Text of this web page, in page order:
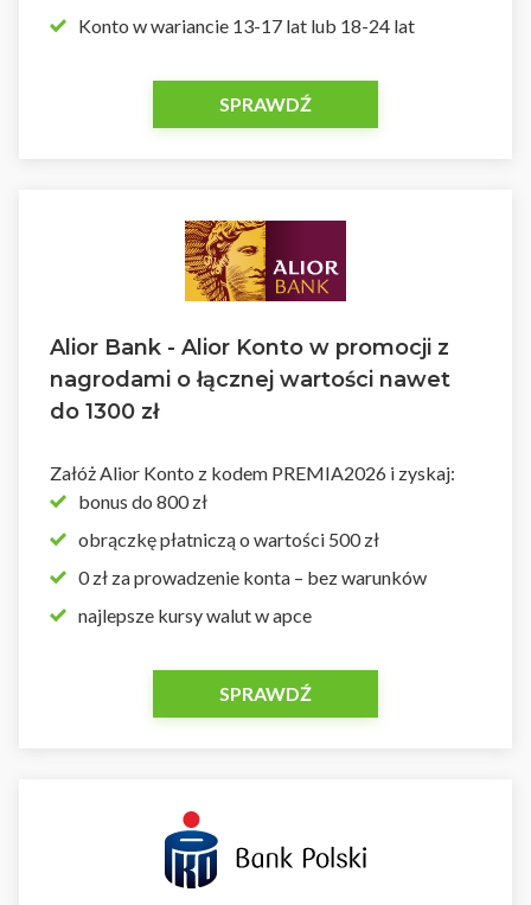
Konto w wariancie 13-17 lat lub 18-24 lat
SPRAWDŹ
Alior Bank - Alior Konto w promocji z
nagrodami o łącznej wartości nawet
do 1300 zł
Załóż Alior Konto z kodem PREMIA2026 i zyskaj:
bonus do 800 zł
obrączkę płatniczą o wartości 500 zł
0 zł za prowadzenie konta – bez warunków
najlepsze kursy walut w apce
SPRAWDŹ